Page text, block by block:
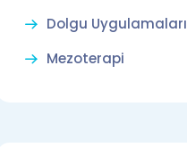
Dolgu Uygulamaları
Mezoterapi